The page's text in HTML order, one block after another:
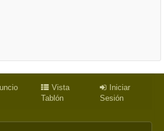
Vista
Tablón
Iniciar
Sesión